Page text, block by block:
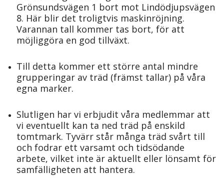
Grönsundsvägen 1 bort mot Lindödjupsvägen
8. Här blir det troligtvis maskinröjning.
Varannan tall kommer tas bort, för att
möjliggöra en god tillväxt.
Till detta kommer ett större antal mindre
grupperingar av träd (främst tallar) på våra
egna marker.
Slutligen har vi erbjudit våra medlemmar att
vi eventuellt kan ta ned träd på enskild
tomtmark. Tyvärr står många träd svårt till
och fodrar ett varsamt och tidsödande
arbete, vilket inte är aktuellt eller lönsamt för
samfälligheten att hantera.